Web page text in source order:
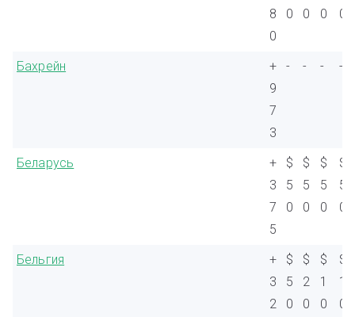
8
0
0
0
0
0
Бахрейн
+
9
7
3
- - - -
Беларусь
+
3
7
5
$
5
0
$
5
0
$
5
0
$
5
0
Бельгия
+
3
2
$
5
0
$
2
0
$
1
0
$
1
0